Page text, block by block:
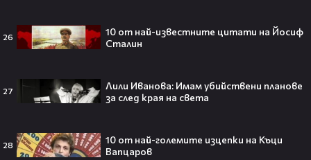
26
10 от най-известните цитати на Йосиф
Сталин
27
Лили Иванова: Имам убийствени планове
за след края на света
28
10 от най-големите изцепки на Къци
Вапцаров
Всички я тананикат, но малцина
знаят истината: VIRAL хитът
Елиът Пейдж разкри истинската
причина за трансформацията на